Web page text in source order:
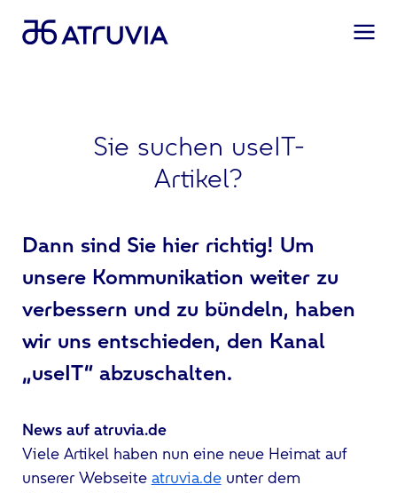
Sie suchen useIT-
Artikel?
Dann sind Sie hier richtig! Um
unsere Kommunikation weiter zu
verbessern und zu bündeln, haben
wir uns entschieden, den Kanal
„useIT“ abzuschalten.
News auf atruvia.de
Viele Artikel haben nun eine neue Heimat auf
unserer Webseite atruvia.deunter dem